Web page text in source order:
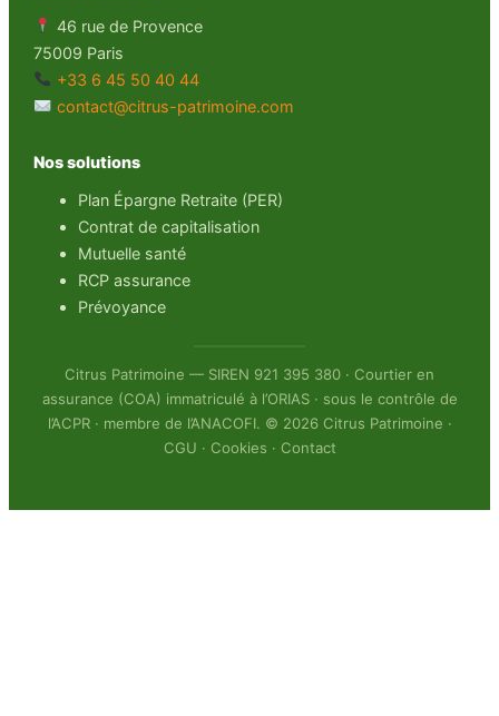
46 rue de Provence
75009 Paris
+33 6 45 50 40 44
contact@citrus-patrimoine.com
Nos solutions
Plan Épargne Retraite (PER)
Contrat de capitalisation
Mutuelle santé
RCP assurance
Prévoyance
Citrus Patrimoine — SIREN 921 395 380 · Courtier en
assurance (COA) immatriculé à l’ORIAS · sous le contrôle de
l’ACPR · membre de l’ANACOFI. © 2026 Citrus Patrimoine ·
CGU · Cookies · Contact